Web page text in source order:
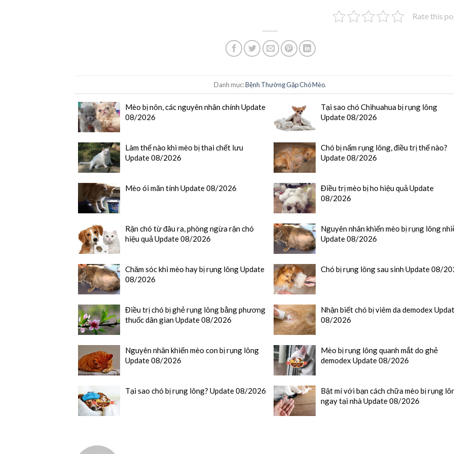
Rate this
Danh mục:Bệnh Thường Gặp Chó Mèo.
Mèo bị nôn, các nguyên nhân chính Update
08/2026
Tại sao chó Chihuahua bị rụng lông
Update 08/2026
Làm thế nào khi mèo bị thai chết lưu
Update 08/2026
Chó bị nấm rụng lông, điều trị thế nào?
Update 08/2026
Mèo ói mãn tính Update 08/2026
Điều trị mèo bị ho hiệu quả Update
08/2026
Rận chó từ đâu ra, phòng ngừa rận chó
hiệu quả Update 08/2026
Nguyên nhân khiến mèo bị rụng lông
Update 08/2026
Chăm sóc khi mèo hay bị rụng lông Update
08/2026
Chó bị rụng lông sau sinh Update 08/
Điều trị chó bị ghẻ rụng lông bằng phương
thuốc dân gian Update 08/2026
Nhận biết chó bị viêm da demodex
08/2026
Nguyên nhân khiến mèo con bị rụng lông
Update 08/2026
Mèo bị rụng lông quanh mắt do ghẻ
demodex Update 08/2026
Tại sao chó bị rụng lông? Update 08/2026
Bật mí với bạn cách chữa mèo bị rụng
ngay tại nhà Update 08/2026